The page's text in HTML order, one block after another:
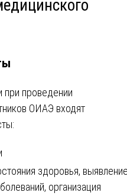
при проведении
ОИАЭ входят
здоровья,
организация